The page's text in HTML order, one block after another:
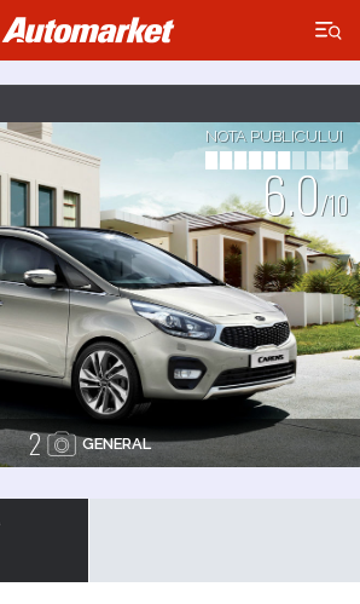
×
NOTA PUBLICULUI
6.0/10
2 GENERAL